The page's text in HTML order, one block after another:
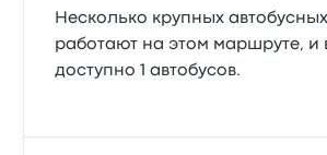
Несколько крупных
работают на этом маршруте, и
доступно 1 автобусов.